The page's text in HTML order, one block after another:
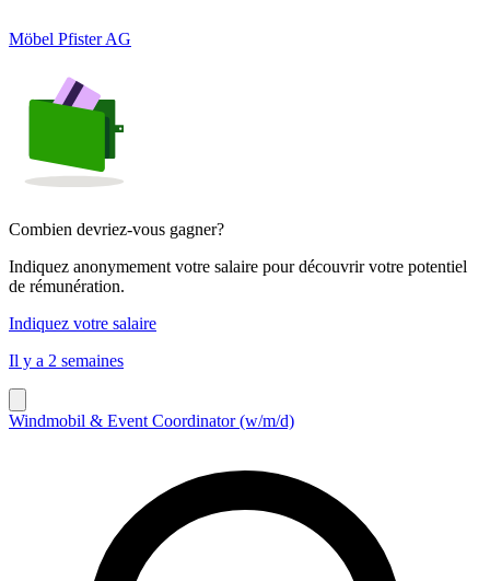
Möbel Pfister AG
Combien devriez-vous gagner?
Indiquez anonymement votre salaire pour découvrir votre potentiel
de rémunération.
Indiquez votre salaire
Il y a 2 semaines
Windmobil & Event Coordinator (w/m/d)